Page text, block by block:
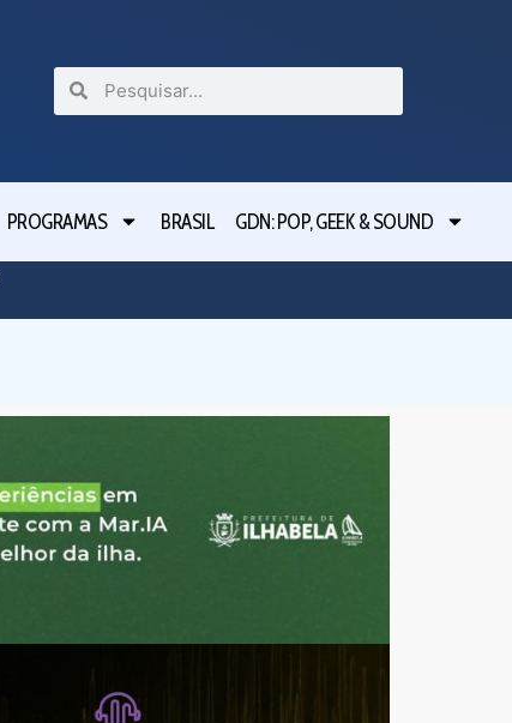
PROGRAMAS BRASIL GDN: POP, GEEK & SOUND